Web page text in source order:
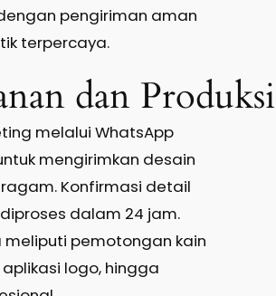
pengiriman aman
terpercaya.
dan Produksi
melalui WhatsApp
mengirimkan desain
Konfirmasi detail
dalam 24 jam.
meliputi pemotongan kain
logo, hingga